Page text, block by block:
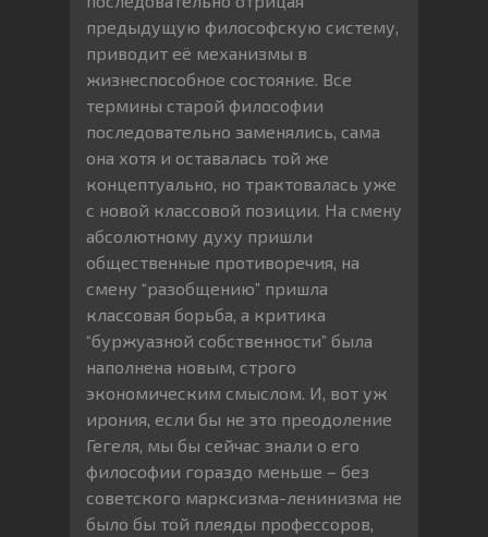
предыдущую философскую систему,
приводит её механизмы в
жизнеспособное состояние. Все
термины старой философии
последовательно заменялись, сама
она хотя и оставалась той же
концептуально, но трактовалась уже
с новой классовой позиции. На смену
абсолютному духу пришли
общественные противоречия, на
смену “разобщению” пришла
классовая борьба, а критика
“буржуазной собственности” была
наполнена новым, строго
экономическим смыслом. И, вот уж
ирония, если бы не это преодоление
Гегеля, мы бы сейчас знали о его
философии гораздо меньше – без
советского марксизма-ленинизма не
было бы той плеяды профессоров,